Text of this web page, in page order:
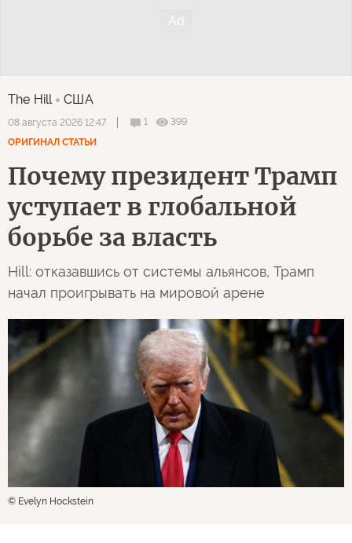
The Hill США
08 августа 2026 12:47 1
399
ОРИГИНАЛ СТАТЬИ
Почему президент Трамп
уступает в глобальной
борьбе за власть
Hill: отказавшись от системы альянсов, Трамп
начал проигрывать на мировой арене
© Evelyn Hockstein